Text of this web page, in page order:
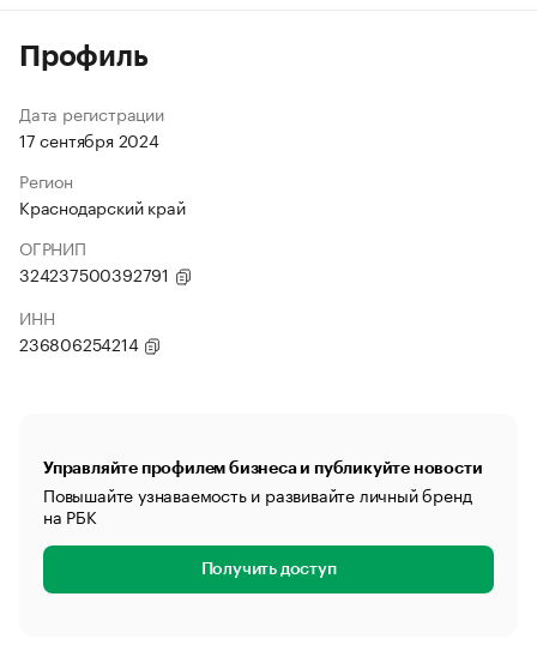
Профиль
Дата регистрации
17 сентября 2024
Регион
Краснодарский край
ОГРНИП
324237500392791
ИНН
236806254214
Управляйте профилем бизнеса и публикуйте новости
Повышайте узнаваемость и развивайте личный бренд
на РБК
Получить доступ